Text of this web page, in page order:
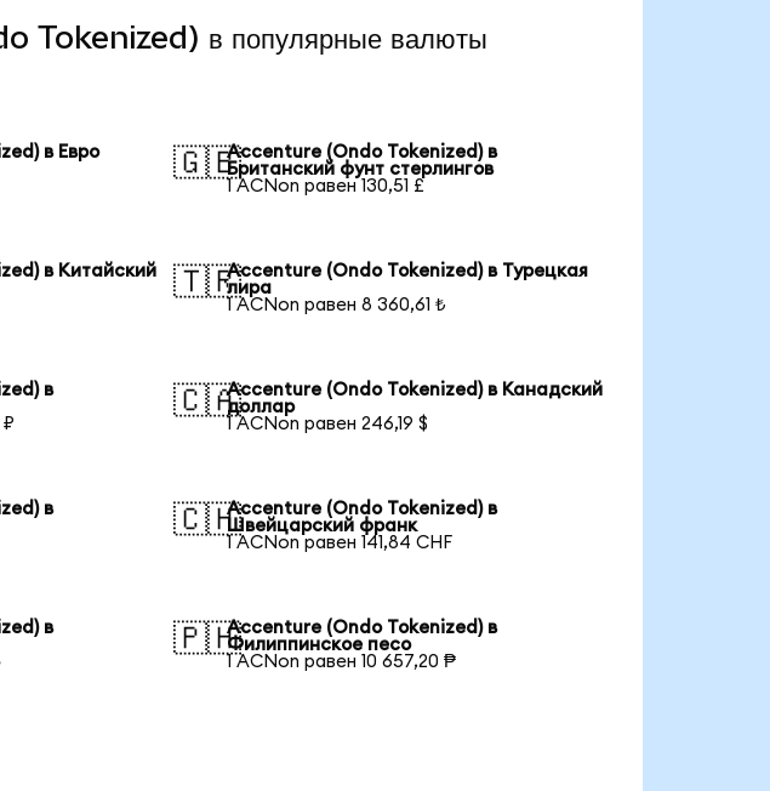
Tokenized) в популярные валюты
в Евро
🇬🇧Accenture (Ondo Tokenized) в
Британский фунт стерлингов
1 ACNon равен 130,51 £
в Китайский
🇹🇷Accenture (Ondo Tokenized) в Турецкая
лира
1 ACNon равен 8 360,61 ₺
в
₽
🇨🇦Accenture (Ondo Tokenized) в Канадский
доллар
1 ACNon равен 246,19 $
в
🇨🇭Accenture (Ondo Tokenized) в
Швейцарский франк
1 ACNon равен 141,84 CHF
в
🇵🇭Accenture (Ondo Tokenized) в
Филиппинское песо
1 ACNon равен 10 657,20 ₱